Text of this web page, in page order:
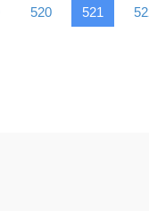
520 521